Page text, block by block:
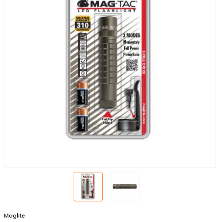
Maglite